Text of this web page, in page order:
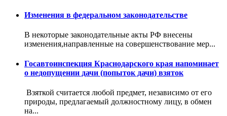
Изменения в федеральном законодательстве
В некоторые законодательные акты РФ внесены
изменения,направленные на совершенствование мер...
Госавтоинспекция Краснодарского края напоминает
о недопущении дачи (попыток дачи) взяток
Взяткой считается любой предмет, независимо от его
природы, предлагаемый должностному лицу, в обмен
на...